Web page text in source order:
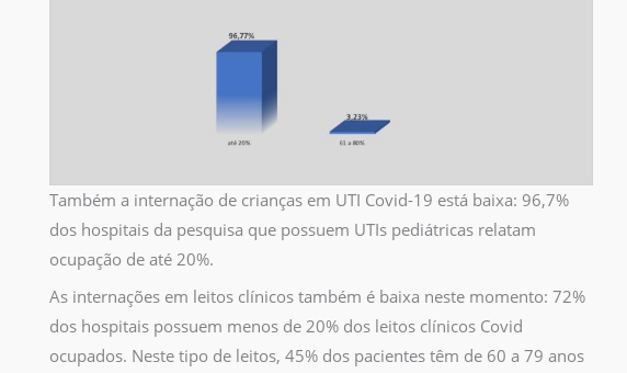
Também a internação de crianças em UTI Covid-19 está baixa: 96,7%
dos hospitais da pesquisa que possuem UTIs pediátricas relatam
ocupação de até 20%.
As internações em leitos clínicos também é baixa neste momento: 72%
dos hospitais possuem menos de 20% dos leitos clínicos Covid
ocupados. Neste tipo de leitos, 45% dos pacientes têm de 60 a 79 anos